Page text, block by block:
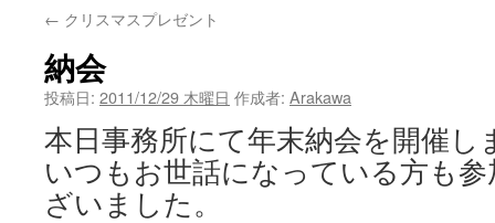
テ
ン
ツ
へ
← クリスマスプレゼント
納会
投稿日: 2011/12/29 木曜日 作成者: Arakawa
本日事務所にて年末納会を開催し
いつもお世話になっている方も
ざいました。